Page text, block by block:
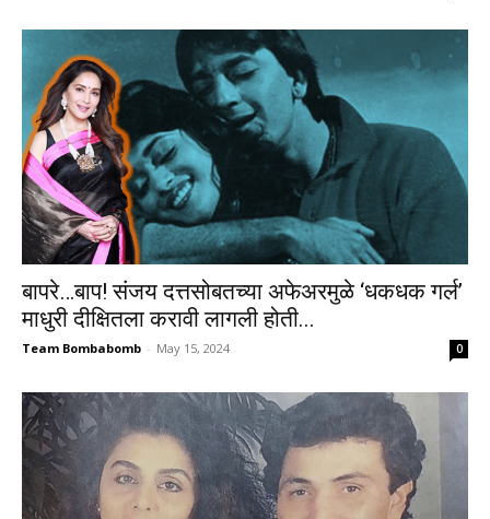
बापरे…बाप! संजय दत्तसोबतच्या अफेअरमुळे ‘धकधक गर्ल’
माधुरी दीक्षितला करावी लागली होती...
Team Bombabomb - May 15, 2024 0